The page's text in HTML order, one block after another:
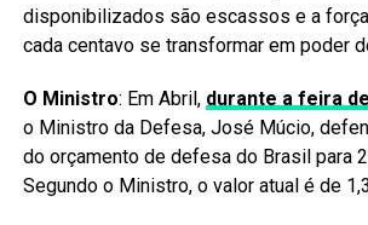
disponibilizados são escassos e a
cada centavo se transformar em poder
O Ministro: Em Abril, durante a feira
o Ministro da Defesa, José Múcio,
do orçamento de defesa do Brasil para
Segundo o Ministro, o valor atual é de